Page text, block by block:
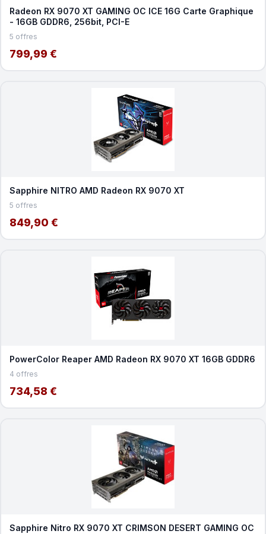
Radeon RX 9070 XT GAMING OC ICE 16G Carte Graphique
- 16GB GDDR6, 256bit, PCI-E
5 offres
799,99 €
Sapphire NITRO AMD Radeon RX 9070 XT
5 offres
849,90 €
PowerColor Reaper AMD Radeon RX 9070 XT 16GB GDDR6
4 offres
734,58 €
Sapphire Nitro RX 9070 XT CRIMSON DESERT GAMING OC